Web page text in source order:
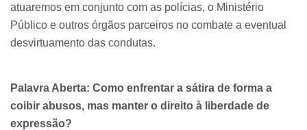
atuaremos em conjunto com as polícias, o Ministério
Público e outros órgãos parceiros no combate a eventual
desvirtuamento das condutas.
Palavra Aberta: Como enfrentar a sátira de forma a
coibir abusos, mas manter o direito à liberdade de
expressão?